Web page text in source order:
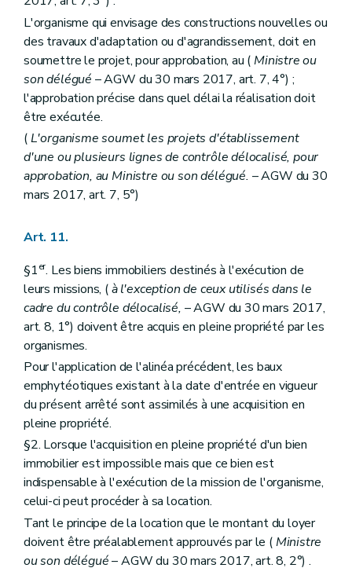
L'organisme qui envisage des constructions nouvelles ou
des travaux d'adaptation ou d'agrandissement, doit en
soumettre le projet, pour approbation, au (Ministre ou
son délégué – AGW du 30 mars 2017, art. 7, 4°) ;
l'approbation précise dans quel délai la réalisation doit
être exécutée.
(L'organisme soumet les projets d'établissement
d'une ou plusieurs lignes de contrôle délocalisé, pour
approbation, au Ministre ou son délégué. – AGW du 30
mars 2017, art. 7, 5°)
Art. 11.
§1er. Les biens immobiliers destinés à l'exécution de
leurs missions, (à l'exception de ceux utilisés dans le
cadre du contrôle délocalisé, – AGW du 30 mars 2017,
art. 8, 1°) doivent être acquis en pleine propriété par les
organismes.
Pour l'application de l'alinéa précédent, les baux
emphytéotiques existant à la date d'entrée en vigueur
du présent arrêté sont assimilés à une acquisition en
pleine propriété.
§2. Lorsque l'acquisition en pleine propriété d'un bien
immobilier est impossible mais que ce bien est
indispensable à l'exécution de la mission de l'organisme,
celui-ci peut procéder à sa location.
Tant le principe de la location que le montant du loyer
doivent être préalablement approuvés par le (Ministre
ou son délégué– AGW du 30 mars 2017, art. 8, 2°) .